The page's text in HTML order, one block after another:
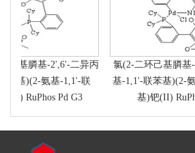
基膦基-2',6'-二异丙
基)(2-氨基-1,1'-联
RuPhos Pd G3
氯(2-二环己基膦基-
基-1,1'-联苯基)(2-氨
基)钯(II)